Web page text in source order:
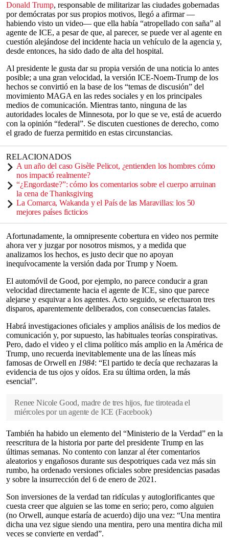
Donald Trump, responsable de militarizar las ciudades gobernadas
por demócratas por sus propios motivos, llegó a afirmar —
habiendo visto un video— que ella había “atropellado con saña” al
agente de ICE, a pesar de que, al parecer, se puede ver al agente en
cuestión alejándose del incidente hacia un vehículo de la agencia y,
desde entonces, ha sido dado de alta del hospital.
Al presidente le gusta dar su propia versión de una noticia lo antes
posible; a una gran velocidad, la versión ICE-Noem-Trump de los
hechos se convirtió en la base de los “temas de discusión” del
movimiento MAGA en las redes sociales y en los principales
medios de comunicación. Mientras tanto, ninguna de las
autoridades locales de Minnesota, por lo que se ve, está de acuerdo
con la opinión “federal”. Se discuten cuestiones de derecho, como
el grado de fuerza permitido en estas circunstancias.
RELACIONADOS
A un año del caso Gisèle Pelicot, ¿entienden los hombres cómo
nos impactó realmente?
“¿Engordaste?”: cómo los comentarios sobre el cuerpo arruinan
la cena de Thanksgiving
La Comarca, Wakanda y el País de las Maravillas: los 50
mejores países ficticios
Afortunadamente, la omnipresente cobertura en video nos permite
ahora ver y juzgar por nosotros mismos, y a medida que
analizamos los hechos, es justo decir que no apoyan
inequívocamente la versión dada por Trump y Noem.
El automóvil de Good, por ejemplo, no parece conducir a gran
velocidad directamente hacia el agente de ICE, sino que parece
alejarse y esquivar a los agentes. Acto seguido, se efectuaron tres
disparos, aparentemente deliberados, con consecuencias fatales.
Habrá investigaciones oficiales y amplios análisis de los medios de
comunicación y, por supuesto, las habituales teorías conspirativas.
Pero, dado el video y el clima político más amplio en la América de
Trump, uno recuerda inevitablemente una de las líneas más
famosas de Orwell en 1984: “El partido te decía que rechazaras la
evidencia de tus ojos y oídos. Era su última orden, la más
esencial”.
Renee Nicole Good, madre de tres hijos, fue tiroteada el
miércoles por un agente de ICE (Facebook)
También ha habido un elemento del “Ministerio de la Verdad” en la
reescritura de la historia por parte del presidente Trump en las
últimas semanas. No contento con lanzar al éter comentarios
aleatorios y engañosos durante sus despotriques cada vez más sin
rumbo, ha ordenado versiones oficiales sobre presidencias pasadas
y sobre la insurrección del 6 de enero de 2021.
Son inversiones de la verdad tan ridículas y autoglorificantes que
cuesta creer que alguien se las tome en serio; pero, como alguien
(no Orwell, aunque estaría de acuerdo) dijo una vez: “Una mentira
dicha una vez sigue siendo una mentira, pero una mentira dicha mil
veces se convierte en verdad”.